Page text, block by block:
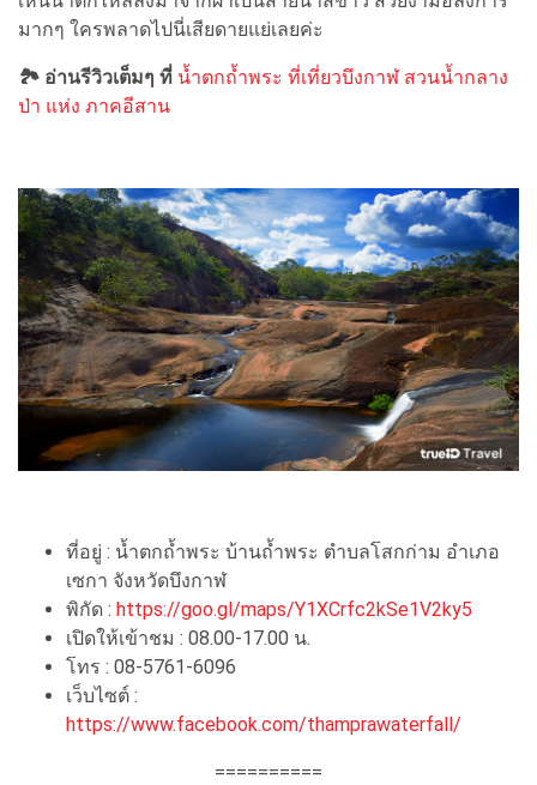
มากๆ ใครพลาดไปนี่เสียดายแย่เลยค่ะ
🏞 อ่านรีวิวเต็มๆ ที่ น้ำตกถ้ำพระ ที่เที่ยวบึงกาฬ สวนน้ำกลาง
ป่า แห่ง ภาคอีสาน
ที่อยู่ : น้ำตกถ้ำพระ บ้านถ้ำพระ ตำบลโสกก่าม อำเภอ
เซกา จังหวัดบึงกาฬ
พิกัด : https://goo.gl/maps/Y1XCrfc2kSe1V2ky5
เปิดให้เข้าชม : 08.00-17.00 น.
โทร : 08-5761-6096
เว็บไซต์ :
https://www.facebook.com/thamprawaterfall/
==========